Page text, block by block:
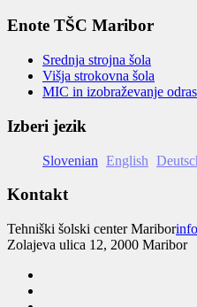
Enote TŠC Maribor
Srednja strojna šola
Višja strokovna šola
MIC in izobraževanje
Izberi jezik
Slovenian English
Kontakt
Tehniški šolski center Maribor
Zolajeva ulica 12, 2000 Maribor